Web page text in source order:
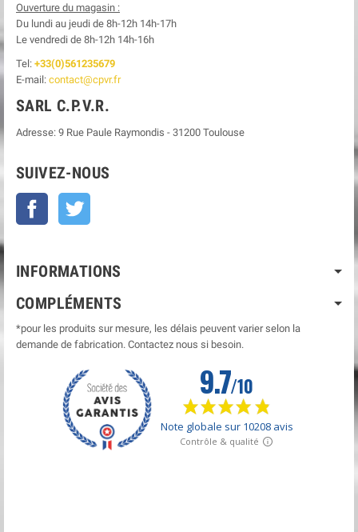
Ouverture du magasin :
Du lundi au jeudi de 8h-12h 14h-17h
Le vendredi de 8h-12h 14h-16h
Tel: +33(0)561235679
E-mail: contact@cpvr.fr
SARL C.P.V.R.
Adresse: 9 Rue Paule Raymondis - 31200 Toulouse
SUIVEZ-NOUS
Facebook
INFORMATIONS
COMPLÉMENTS
*pour les produits sur mesure, les délais peuvent varier selon la
demande de fabrication. Contactez nous si besoin.